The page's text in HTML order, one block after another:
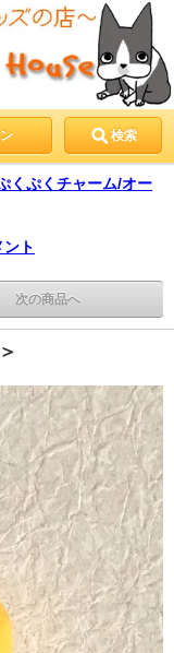
検索
くぷくチャーム/オー
ト
次の商品へ